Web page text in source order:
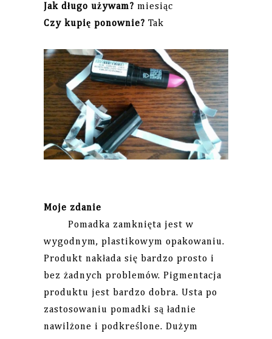
Jak długo używam? miesiąc
Czy kupię ponownie? Tak
Moje zdanie
Pomadka zamknięta jest w
wygodnym, plastikowym opakowaniu.
Produkt nakłada się bardzo prosto i
bez żadnych problemów. Pigmentacja
produktu jest bardzo dobra. Usta po
zastosowaniu pomadki są ładnie
nawilżone i podkreślone. Dużym